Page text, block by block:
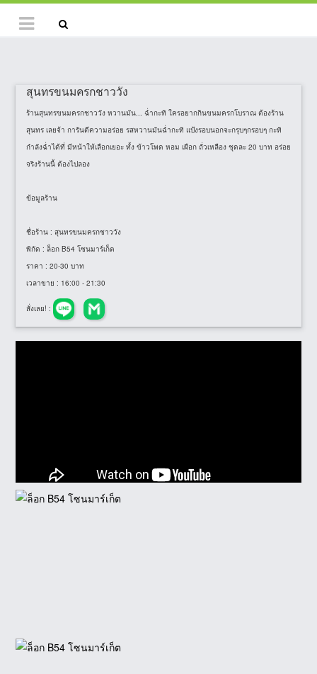
สุนทรขนมครกชาววัง
ร้านสุนทรขนมครกชาววัง หวานมัน... ฉ่ำกะทิ ใครอยากกินขนมครกโบราณ ต้องร้าน
สุนทร เลยจ้า การันตีความอร่อย รสหวานมันฉ่ำกะทิ แป้งรอบนอกจะกรุบๆกรอบๆ กะทิ
กำลังฉ่ำได้ที่ มีหน้าให้เลือกเยอะ ทั้ง ข้าวโพด หอม เผือก ถั่วเหลือง ชุดละ 20 บาท อร่อย
จริงร้านนี้ ต้องไปลอง
ข้อมูลร้าน
ชื่อร้าน: สุนทรขนมครกชาววัง
พิกัด : ล็อก B54 โซนมาร์เก็ต
ราคา : 20-30 บาท
เวลาขาย : 16:00 - 21:30
สั่งเลย! :